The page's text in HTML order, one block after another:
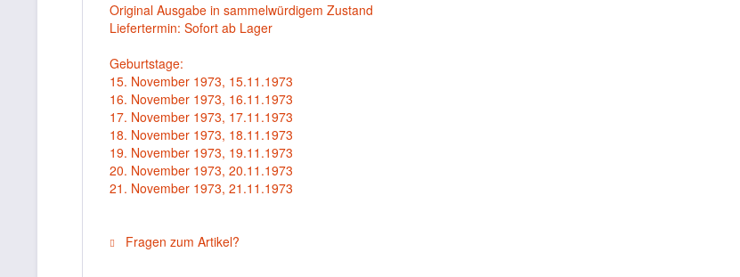
Original Ausgabe in sammelwürdigem Zustand
Liefertermin: Sofort ab Lager
Geburtstage:
15. November 1973, 15.11.1973
16. November 1973, 16.11.1973
17. November 1973, 17.11.1973
18. November 1973, 18.11.1973
19. November 1973, 19.11.1973
20. November 1973, 20.11.1973
21. November 1973, 21.11.1973
Fragen zum Artikel?